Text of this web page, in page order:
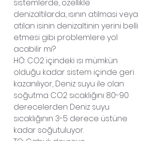
sistemlerde, ozellikle
denizaltilarda, ısının atilmasi veya
atilan isinin denizaltinin yerini belli
etmesi gibi problemlere yol
acabilir mi?
HÖ: CO2 içindeki ısı mümkün
olduğu kadar sistem içinde geri
kazanılıyor, Deniz suyu ile olan
soğutma CO2 sıcaklığını 80-90
derecelerden Deniz suyu
sıcaklığının 3-5 derece üstüne
kadar soğutuluyor.